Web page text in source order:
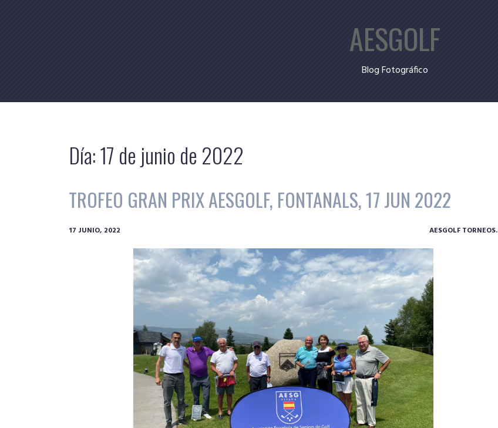
AESGOLF
Blog Fotográfico
Día:17 de junio de 2022
TROFEO GRAN PRIX AESGOLF, FONTANALS, 17 JUN 2022
17 JUNIO, 2022 AESGOLF TORNEOS.